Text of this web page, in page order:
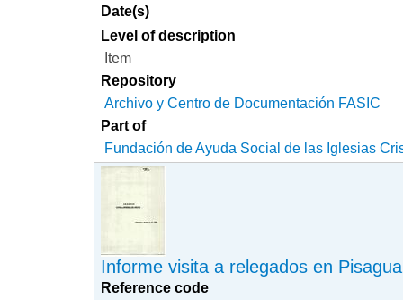
Date(s)
Level of description
Item
Repository
Archivo y Centro de Documentación FASIC
Part of
Fundación de Ayuda Social de las Iglesias
Informe visita a relegados en Pisagua
Reference code